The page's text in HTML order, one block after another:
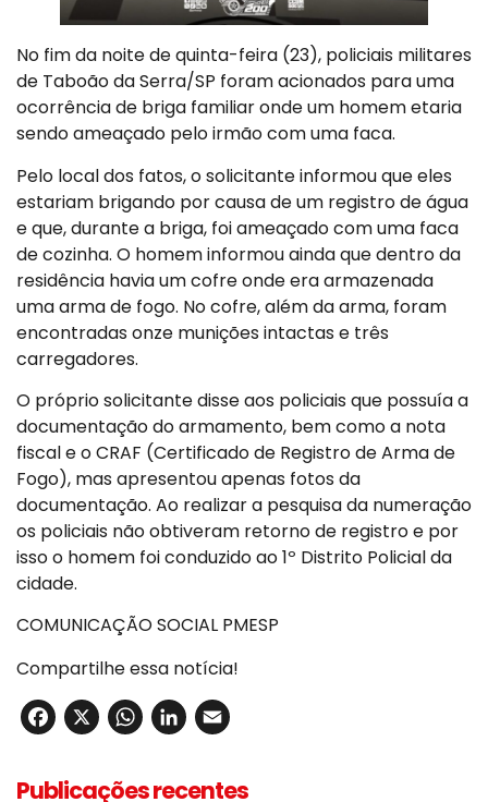
No fim da noite de quinta-feira (23), policiais militares
de Taboão da Serra/SP foram acionados para uma
ocorrência de briga familiar onde um homem etaria
sendo ameaçado pelo irmão com uma faca.
Pelo local dos fatos, o solicitante informou que eles
estariam brigando por causa de um registro de água
e que, durante a briga, foi ameaçado com uma faca
de cozinha. O homem informou ainda que dentro da
residência havia um cofre onde era armazenada
uma arma de fogo. No cofre, além da arma, foram
encontradas onze munições intactas e três
carregadores.
O próprio solicitante disse aos policiais que possuía a
documentação do armamento, bem como a nota
fiscal e o CRAF (Certificado de Registro de Arma de
Fogo), mas apresentou apenas fotos da
documentação. Ao realizar a pesquisa da numeração
os policiais não obtiveram retorno de registro e por
isso o homem foi conduzido ao 1º Distrito Policial da
cidade.
COMUNICAÇÃO SOCIAL PMESP
Compartilhe essa notícia!
Facebook
X WhatsApp
LinkedIn
Publicações recentes